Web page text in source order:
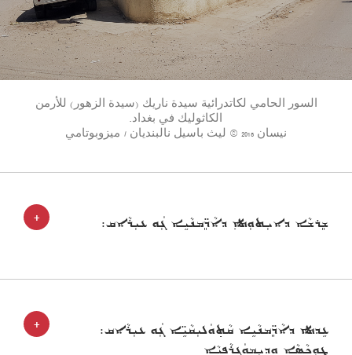
السور الحامي لكاتدرائية سيدة ناريك (سيدة الزهور) للأرمن
الكاثوليك في بغداد.
نيسان 2018 © ليث باسيل نالبنديان / ميزوبوتامي
+ ܫܸܪܫܵܐ ܕܐܝܼܬܘܼܬ݂ܐ ܕܐܵܖܸ̈ܡܢܵܝܹܐ ܓܲܘ ܥܝܼܪܵܐܩ:
+
ܥܹܕܬܐ ܕܐܵܖܸ̈ܡܢܵܝܹܐ ܩܵܬ݂ܘܿܠܝܼܩܵܝܹ̈ܐ ܓܲܘ ܥܝܼܪܵܐܩ:
ܛܘܼܟܵܣܵܐ ܘܕܝܼܡܘܿܓ݂ܪܵܦܝܵܐ